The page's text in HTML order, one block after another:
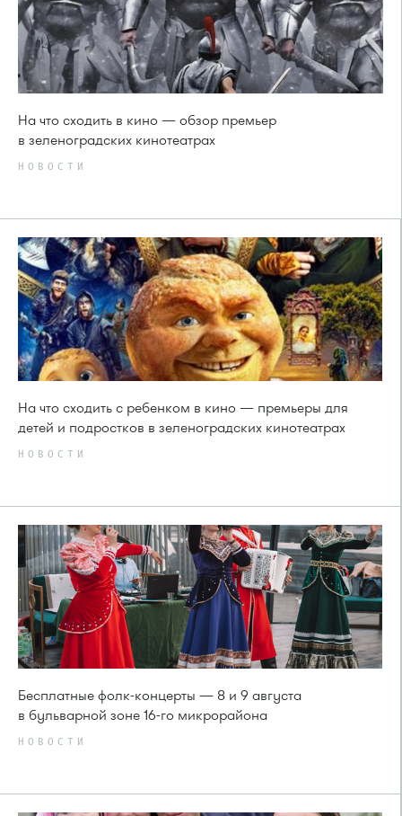
На что сходить в кино — обзор премьер
в зеленоградских кинотеатрах
НОВОСТИ
На что сходить с ребенком в кино — премьеры для
детей и подростков в зеленоградских кинотеатрах
НОВОСТИ
Бесплатные фолк-концерты — 8 и 9 августа
в бульварной зоне 16-го микрорайона
НОВОСТИ